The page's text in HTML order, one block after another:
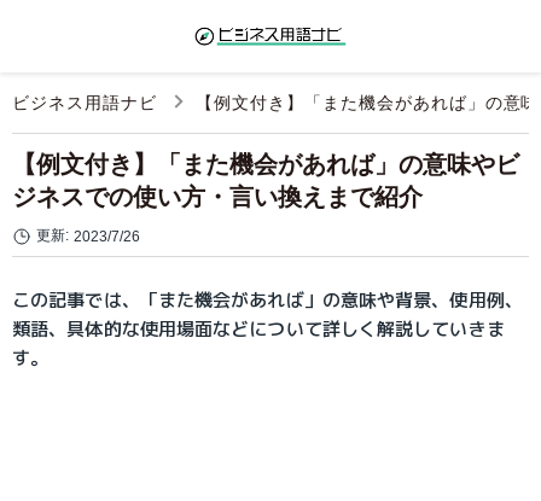
ビジネス用語ナビ 【例文付き】「また機会があれば」の意
【例文付き】「また機会があれば」の意味やビ
ジネスでの使い方・言い換えまで紹介
更新: 2023/7/26
この記事では、「また機会があれば」の意味や背景、使用例、
類語、具体的な使用場面などについて詳しく解説していきま
す。